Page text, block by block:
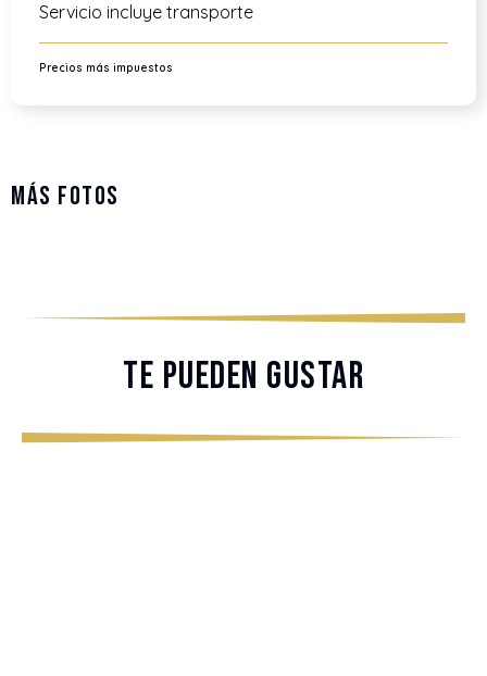
Servicio incluye transporte
Precios más impuestos
Más Fotos
Te pueden gustar